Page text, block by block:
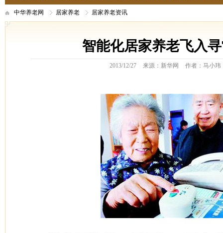
中华养老网 居家养老 居家养老资讯
智能化居家养老飞入
2013/12/27 来源：新华网 作者：马小玮